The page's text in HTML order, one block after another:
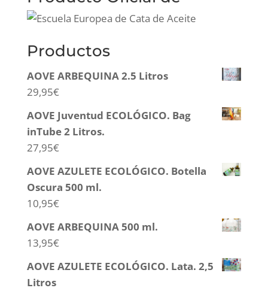
Productos
AOVE ARBEQUINA 2.5 Litros
29,95€
AOVE Juventud ECOLÓGICO. Bag
inTube 2 Litros.
27,95€
AOVE AZULETE ECOLÓGICO. Botella
Oscura 500 ml.
10,95€
AOVE ARBEQUINA 500 ml.
13,95€
AOVE AZULETE ECOLÓGICO. Lata. 2,5
Litros